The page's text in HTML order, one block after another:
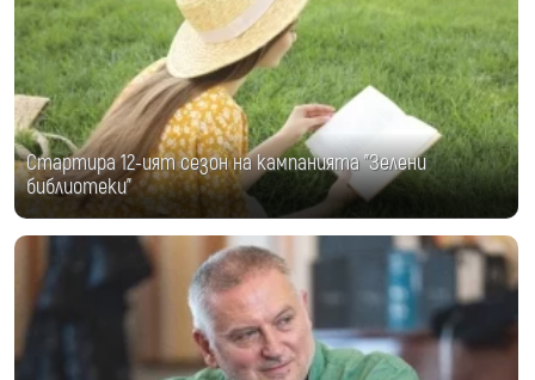
Стартира 12-ият сезон на кампанията "Зелени
библиотеки"